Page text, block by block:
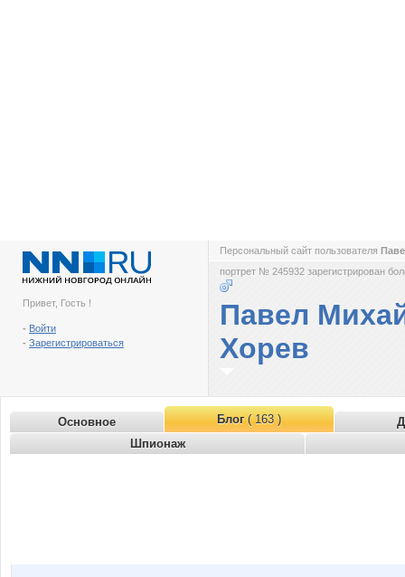
Привет, Гость !
- Войти
- Зарегистрироваться
Персональный сайт пользователя
портрет № 245932 зарегистрирован
Павел
Хорев
Основное Блог( 163 )
Шпионаж